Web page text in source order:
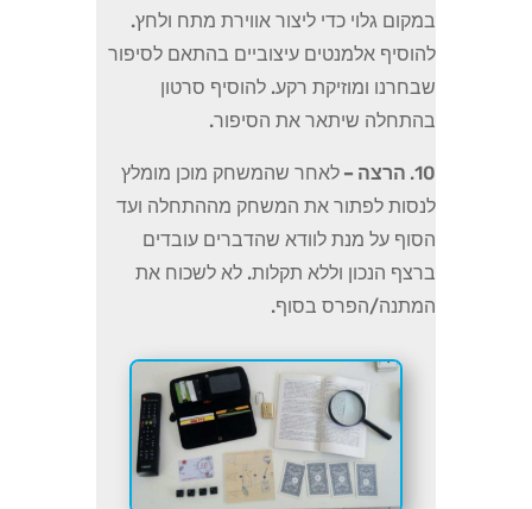
במקום גלוי כדי ליצור אווירת מתח ולחץ.
להוסיף אלמנטים עיצוביים בהתאם לסיפור
שבחרנו ומוזיקת רקע. להוסיף סרטון
בהתחלה שיתאר את הסיפור.
10. הרצה – לאחר שהמשחק מוכן מומלץ
לנסות לפתור את המשחק מההתחלה ועד
הסוף על מנת לוודא שהדברים עובדים
ברצף הנכון וללא תקלות. לא לשכוח את
המתנה/הפרס בסוף.